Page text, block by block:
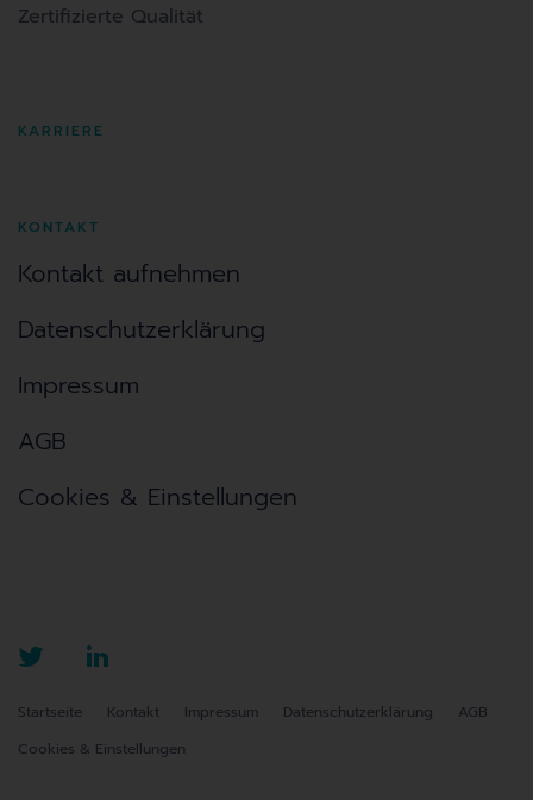
Zertifizierte Qualität
KARRIERE
KONTAKT
Kontakt aufnehmen
Datenschutzerklärung
Impressum
AGB
Cookies & Einstellungen
Startseite Kontakt Impressum Datenschutzerklärung
AGB
Cookies & Einstellungen